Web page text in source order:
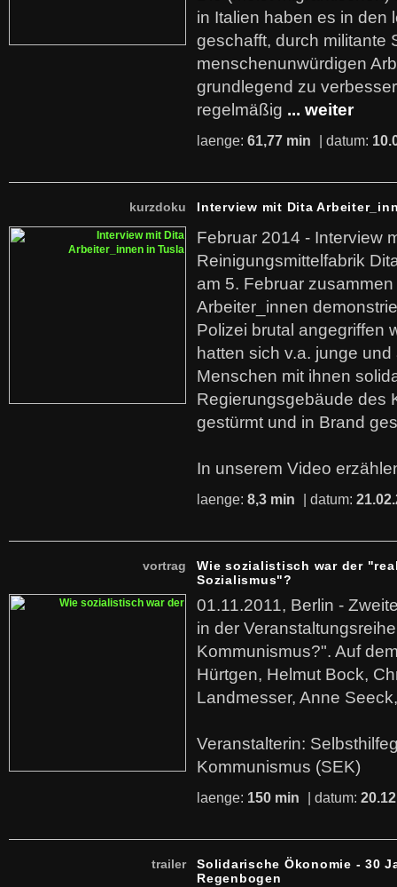
in Italien haben es in den
geschafft, durch militante
menschenunwürdigen
grundlegend zu
regelmäßig ... weiter
laenge: 61,77 min | datum:
kurzdoku Interview mit Dita
Februar 2014 - Interview
Reinigungsmittelfabrik
am 5. Februar
Arbeiter_innen
Polizei brutal angegriffen
hatten sich v.a. junge
Menschen mit ihnen
Regierungsgebäude des
gestürmt und in Brand
In unserem Video
laenge: 8,3 min | datum:
vortrag
Wie sozialistisch war der
Sozialismus"?
01.11.2011, Berlin -
in der
Kommunismus?". Auf
Hürtgen, Helmut Bock,
Landmesser, Anne
Veranstalterin:
Kommunismus (SEK)
laenge: 150 min | datum:
trailer
Solidarische Ökonomie - 30
Regenbogen